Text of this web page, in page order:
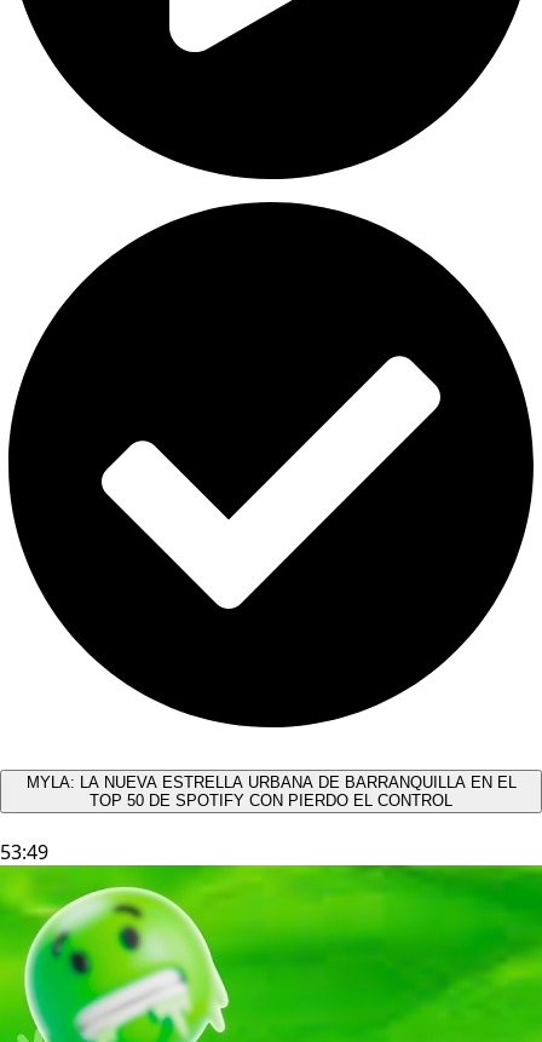
MYLA: LA NUEVA ESTRELLA URBANA DE BARRANQUILLA EN EL
TOP 50 DE SPOTIFY CON PIERDO EL CONTROL
53:49